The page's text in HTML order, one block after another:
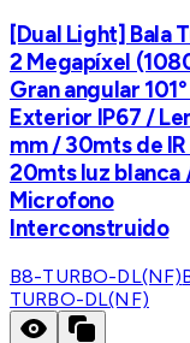
[Dual Light] Bala
2 Megapíxel
Gran angular
Exterior IP67 /
mm / 30mts de
20mts luz blanca
Microfono
Interconstruido
B8-TURBO-DL(NF)
TURBO-DL(NF)